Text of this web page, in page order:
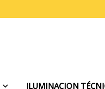
ILUMINACION